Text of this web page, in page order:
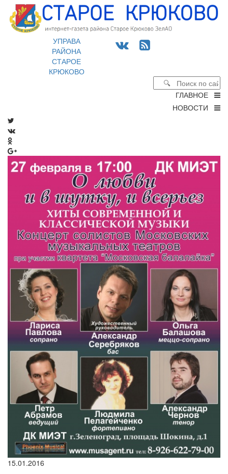
УПРАВА
РАЙОНА
СТАРОЕ
КРЮКОВО
ГЛАВНОЕ
НОВОСТИ
15.01.2016